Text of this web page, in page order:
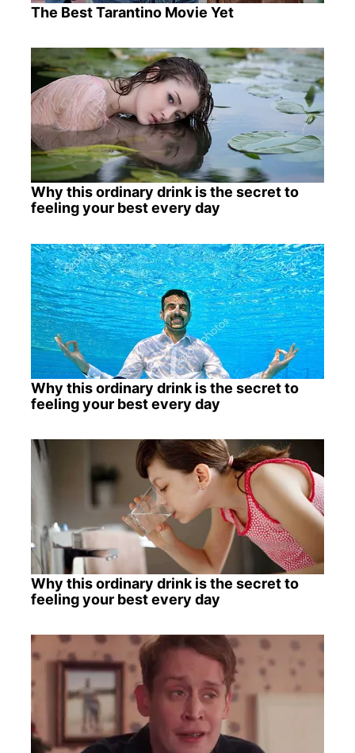
The Best Tarantino Movie Yet
Why this ordinary drink is the secret to
feeling your best every day
Why this ordinary drink is the secret to
feeling your best every day
Why this ordinary drink is the secret to
feeling your best every day